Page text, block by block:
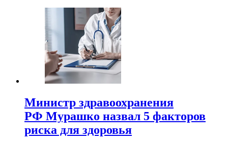
Министр здравоохранения
РФ Мурашко назвал 5 факторов
риска для здоровья